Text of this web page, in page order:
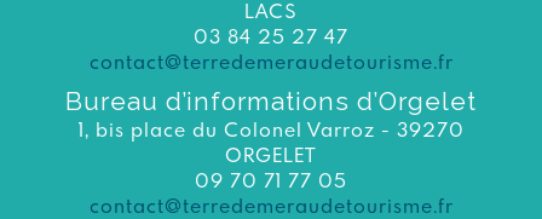
LACS
03 84 25 27 47
contact@terredemeraudetourisme.fr
Bureau d’informations d’Orgelet
1, bis place du Colonel Varroz - 39270
ORGELET
09 70 71 77 05
contact@terredemeraudetourisme.fr